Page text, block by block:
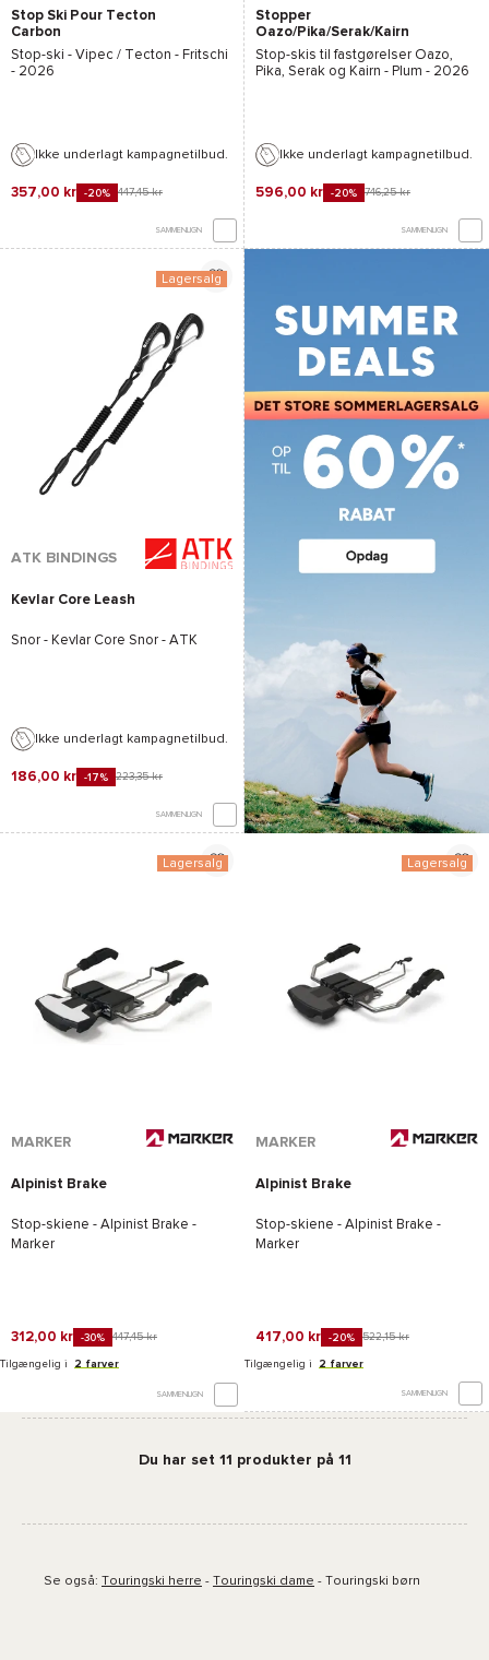
Stop Ski Pour Tecton
Carbon
Stop-ski - Vipec / Tecton - Fritschi
- 2026
Ikke underlagt kampagnetilbud.
357,00 kr -20% 447,45 kr
SAMMENLIGN
Stopper
Oazo/Pika/Serak/Kairn
Stop-skis til fastgørelser Oazo,
Pika, Serak og Kairn - Plum - 2026
Ikke underlagt kampagnetilbud.
596,00 kr -20% 746,25 kr
SAMMENLIGN
Lagersalg
ATK BINDINGS
Kevlar Core Leash
Snor - Kevlar Core Snor - ATK
Ikke underlagt kampagnetilbud.
186,00 kr -17% 223,35 kr
SAMMENLIGN
Lagersalg
MARKER
Alpinist Brake
Stop-skiene - Alpinist Brake -
Marker
312,00 kr -30% 447,45 kr
Tilgængelig i 2 farver
SAMMENLIGN
Lagersalg
MARKER
Alpinist Brake
Stop-skiene - Alpinist Brake -
Marker
417,00 kr -20% 522,15 kr
Tilgængelig i 2 farver
SAMMENLIGN
Du har set 11 produkter på 11
Se også: Touringski herre - Touringski dame - Touringski børn